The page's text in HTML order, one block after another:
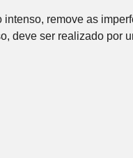
remove as
deve ser realizado por